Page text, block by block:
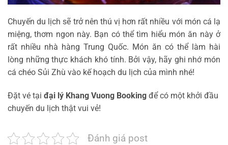
Chuyến du lịch sẽ trở nên thú vị hơn rất nhiều với món cá lạ
miệng, thơm ngon này. Bạn có thể tìm hiểu món ăn này ở
rất nhiều nhà hàng Trung Quốc. Món ăn có thể làm hài
lòng những thực khách khó tính. Bởi vậy, hãy ghi nhớ món
cá chéo Sủi Zhù vào kế hoạch du lịch của mình nhé!
Đặt vé tại đại lý Khang Vuong Booking để có một khởi đầu
chuyến du lịch thật vui vẻ!
Đánh giá post